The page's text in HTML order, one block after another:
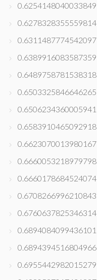
0.6254148040033849
0.6278328355559814
0.6311487774542097
0.6389916083587359
0.6489758781538318
0.6503325846646265
0.6506234360005941
0.6583910465092918
0.6623070013980167
0.6660053218979798
0.6660178684524074
0.6708266996210843
0.6760637825346314
0.6894084099436101
0.6894394516804966
0.6955442982015279